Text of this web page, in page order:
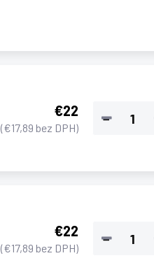
€22
(€17,89 bez DPH)
−
€22
(€17,89 bez DPH)
−